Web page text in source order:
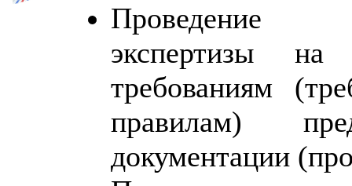
Проведение
экспертизы на
требованиям
правилам)
документации